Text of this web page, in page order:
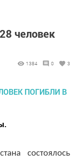
человек
1384 0 3
состоялось